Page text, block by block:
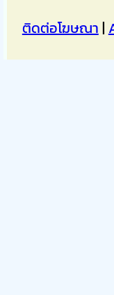
ติดต่อโฆษณา |